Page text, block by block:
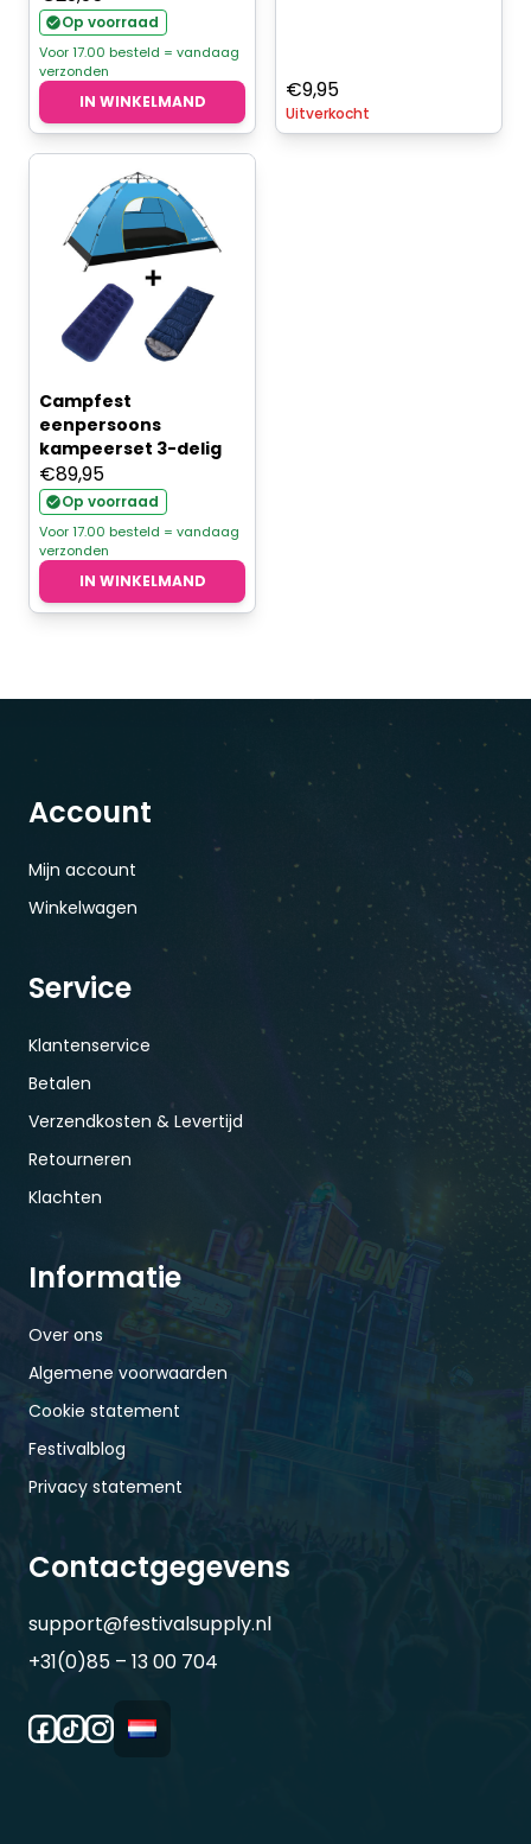
Op voorraad
Voor 17.00 besteld = vandaag
verzonden
IN WINKELMAND €9,95
Uitverkocht
Campfest
eenpersoons
kampeerset 3-delig
€89,95
Op voorraad
Voor 17.00 besteld = vandaag
verzonden
IN WINKELMAND
Account
Mijn account
Winkelwagen
Service
Klantenservice
Betalen
Verzendkosten & Levertijd
Retourneren
Klachten
Informatie
Over ons
Algemene voorwaarden
Cookie statement
Festivalblog
Privacy statement
Contactgegevens
support@festivalsupply.nl
+31(0)85 – 13 00 704